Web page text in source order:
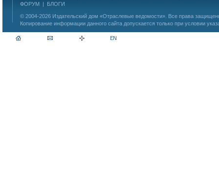
ФОРУМ | БЛОГИ
© 2004-2026 Издательский дом «Отраслевые ведомости» . Все права
Копирование информации данного сайта допускается только при условии